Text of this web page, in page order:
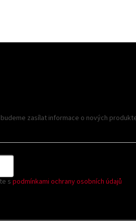
zasílat informace o nových
s podmínkami ochrany osobních údajů